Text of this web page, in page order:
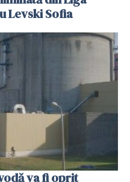
Levski Sofia
va fi oprit